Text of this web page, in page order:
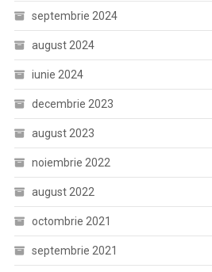
septembrie 2024
august 2024
iunie 2024
decembrie 2023
august 2023
noiembrie 2022
august 2022
octombrie 2021
septembrie 2021